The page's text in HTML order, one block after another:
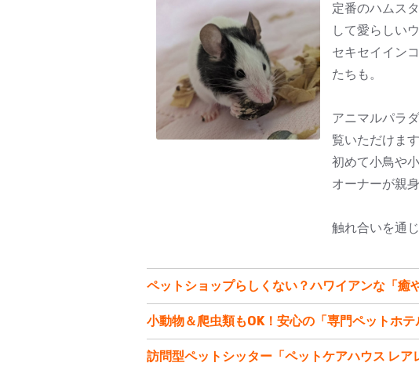
定番のハムス
して愛らしい
セキセイイン
たちも。
アニマルパラ
覧いただけます
初めて小鳥や
オーナーが親
触れ合いを通
ペットショップらしくない？ハワイアンな「癒
小動物＆爬虫類もOK！安心の「専門ペットホテ
訪問型ペットシッター「ペットケアハウス レア